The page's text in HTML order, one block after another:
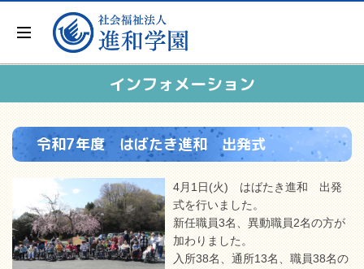
インフォメーション
令和7年度 はばたき進和 出発式
4月1日(火) はばたき進和 出発
式を行いました。
新任職員3名、異動職員2名の方が
加わりました。
入所38名、通所13名、職員38名の